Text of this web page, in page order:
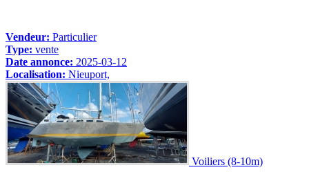
Vendeur: Particulier
Type: vente
Date annonce: 2025-03-12
Localisation: Nieuport,
Voiliers (8-10m)